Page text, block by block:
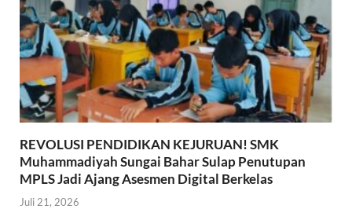
REVOLUSI PENDIDIKAN KEJURUAN! SMK
Muhammadiyah Sungai Bahar Sulap Penutupan
MPLS Jadi Ajang Asesmen Digital Berkelas
Juli 21, 2026